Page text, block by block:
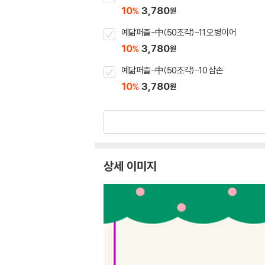
10% 3,780원
예닮퍼즐-中(50조각)-11.오병이어
10% 3,780원
예닮퍼즐-中(50조각)-10.삼손
10% 3,780원
상세 이미지